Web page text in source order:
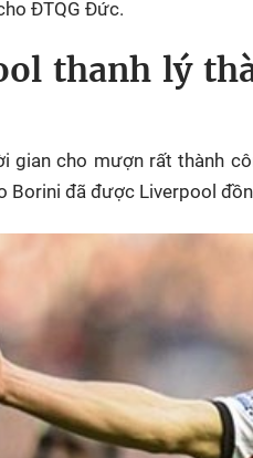
ĐTQG Đức.
thanh lý
gian cho mượn rất thành
Borini đã được Liverpool